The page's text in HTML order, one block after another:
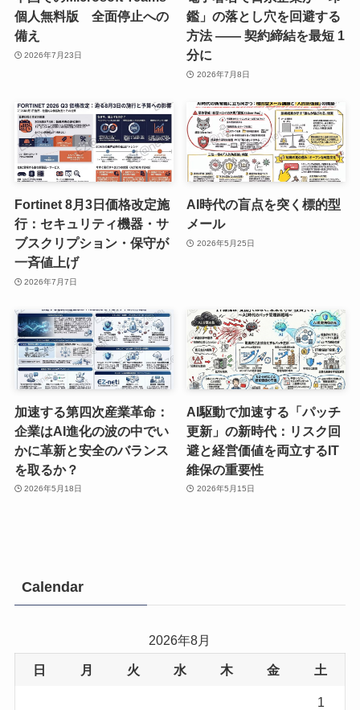
個人無料版 全面停止への
備え
2026年7月23日
鑑」の落とし穴を回避する
方法 —— 契約締結を最短 1
分に
2026年7月8日
Fortinet 8月3日価格改定施
行：セキュリティ機器・サ
ブスクリプション・保守が
一斉値上げ
2026年7月7日
AI時代の盲点を突く標的型
メール
2026年5月25日
加速する第四次産業革命：
企業はAI進化の波の中でい
かに革新と安全のバランス
を取るか？
2026年5月18日
AI駆動で加速する「パッチ
更新」の新時代：リスク回
避と経営価値を両立するIT
維保の重要性
2026年5月15日
Calendar
2026年8月
日 月 火 水 木 金 土
1